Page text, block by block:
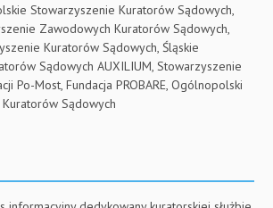
Stowarzyszenie Kuratorów Sądowych,
Zawodowych Kuratorów Sądowych,
Kuratorów Sądowych, Śląskie
Sądowych AUXILIUM, Stowarzyszenie
Po-Most, Fundacja PROBARE, Ogólnopolski
Sądowych